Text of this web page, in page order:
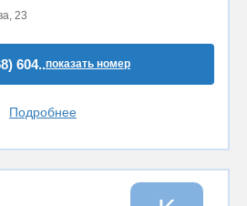
23
604..показать номер
Подробнее